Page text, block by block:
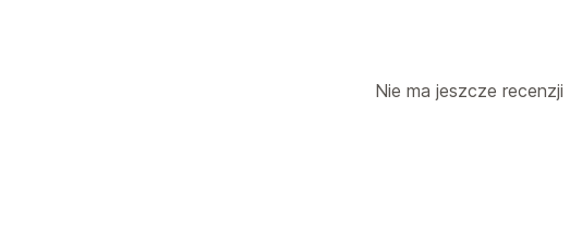
Nie ma jeszcze recenzji